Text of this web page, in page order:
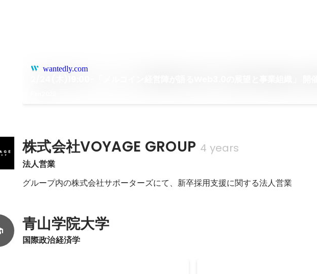
wantedly.com
株式会社VOYAGE GROUP 4 years
法人営業
グループ内の株式会社サポーターズにて、新卒採用支援に関する法人営業
青山学院大学
国際政治経済学